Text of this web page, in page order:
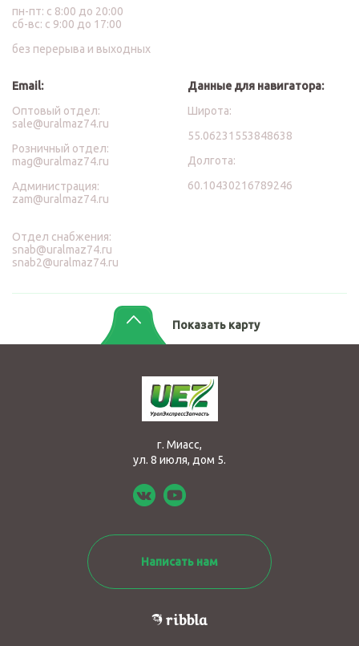
пн-пт: с 8:00 до 20:00
сб-вс: с 9:00 до 17:00
без перерыва и выходных
Email:
Оптовый отдел:
sale@uralmaz74.ru
Розничный отдел:
mag@uralmaz74.ru
Администрация:
zam@uralmaz74.ru
Отдел снабжения:
snab@uralmaz74.ru
snab2@uralmaz74.ru
Данные для навигатора:
Широта:
55.06231553848638
Долгота:
60.10430216789246
Показать карту
г. Миасс,
ул. 8 июля, дом 5.
Написать нам